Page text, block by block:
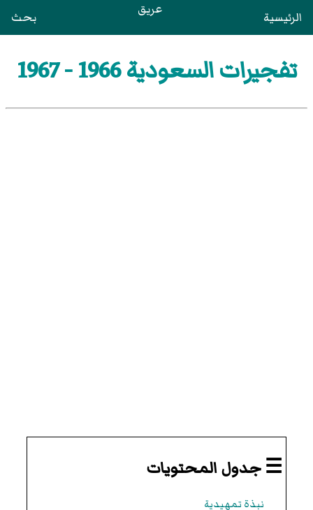
الرئيسية عريق بحث
تفجيرات السعودية 1966 - 1967
☰ جدول المحتويات
نبذة تمهيدية